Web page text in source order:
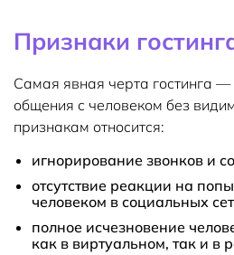
Признаки
Самая явная черта гостинга
общения с человеком без
признакам относится:
игнорирование звонков и
отсутствие реакции на
человеком в социальных
полное исчезновение
как в виртуальном, так и в